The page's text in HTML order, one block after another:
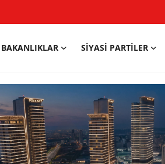
BAKANLIKLAR SIYASI PARTILER